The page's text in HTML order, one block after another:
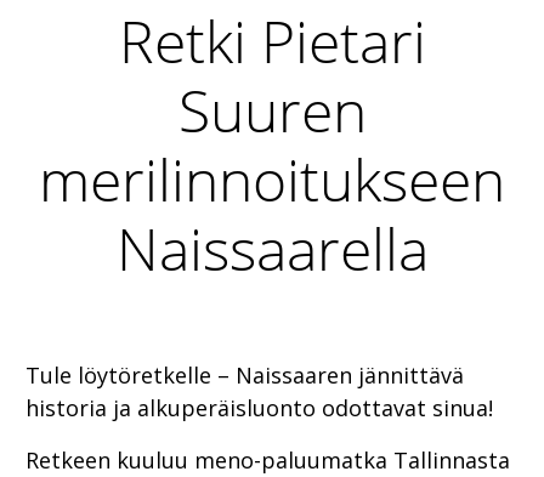
Retki Pietari
Suuren
merilinnoitukseen
Naissaarella
Tule löytöretkelle – Naissaaren jännittävä
historia ja alkuperäisluonto odottavat sinua!
Retkeen kuuluu meno-paluumatka Tallinnasta